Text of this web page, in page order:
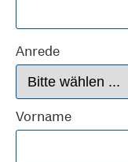
Anrede
Vorname